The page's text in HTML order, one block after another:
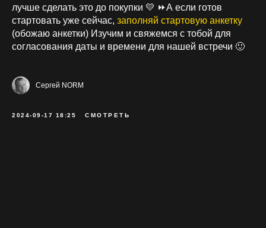
лучше сделать это до покупки 💛 ⏩А если готов
стартовать уже сейчас, заполняй стартовую анкетку
(обожаю анкетки) Изучим и свяжемся с тобой для
согласования даты и времени для нашей встречи 🙂
Сергей NORM
2024-09-17 18:25 СМОТРЕТЬ